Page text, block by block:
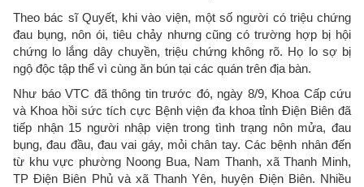
Theo bác sĩ Quyết, khi vào viện, một số người có triệu chứng
đau bụng, nôn ói, tiêu chảy nhưng cũng có trường hợp bị hội
chứng lo lắng dây chuyền, triệu chứng không rõ. Họ lo sợ bị
ngộ độc tập thể vì cùng ăn bún tại các quán trên địa bàn.
Như báo VTC đã thông tin trước đó, ngày 8/9, Khoa Cấp cứu
và Khoa hồi sức tích cực Bệnh viện đa khoa tỉnh Điện Biên đã
tiếp nhận 15 người nhập viện trong tình trạng nôn mửa, đau
bụng, đau đầu, đau vai gáy, mỏi chân tay. Các bệnh nhân đến
từ khu vực phường Noong Bua, Nam Thanh, xã Thanh Minh,
TP Điện Biên Phủ và xã Thanh Yên, huyện Điện Biên. Nhiều